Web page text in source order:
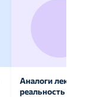
Аналоги
реальность